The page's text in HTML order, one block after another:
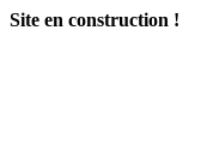
Site en construction !